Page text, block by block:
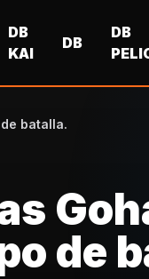
DB
KAI
DB
DB
batalla.
de